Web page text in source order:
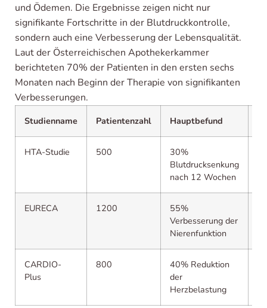
und Ödemen. Die Ergebnisse zeigen nicht nur
signifikante Fortschritte in der Blutdruckkontrolle,
sondern auch eine Verbesserung der Lebensqualität.
Laut der Österreichischen Apothekerkammer
berichteten 70% der Patienten in den ersten sechs
Monaten nach Beginn der Therapie von signifikanten
Verbesserungen.
Studienname Patientenzahl Hauptbefund
HTA-Studie 500
30%
Blutdrucksenkung
nach 12 Wochen
EURECA 1200
55%
Verbesserung der
Nierenfunktion
CARDIO-
Plus
800
40% Reduktion
der
Herzbelastung